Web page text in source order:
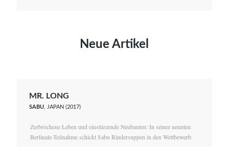
Neue Artikel
MR. LONG
SABU, JAPAN (2017)
Zerbrochene Leben und einstürzende Neubauten: In seiner neunten
Berlinale-Teilnahme schickt Sabu Rindersuppen in den Wettbewerb.